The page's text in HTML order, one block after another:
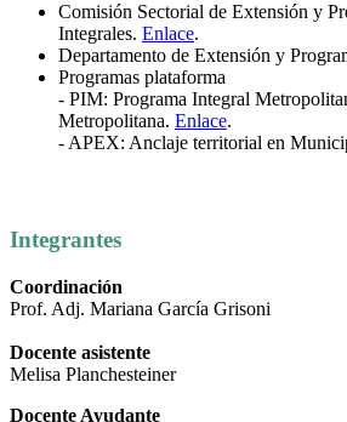
Comisión Sectorial de Extensión y
Integrales. Enlace.
Departamento de Extensión y
Programas plataforma
- PIM: Programa Integral
Metropolitana. Enlace.
- APEX: Anclaje territorial en
Integrantes
Coordinación
Prof. Adj. Mariana García Grisoni
Docente asistente
Melisa Planchesteiner
Docente Ayudante